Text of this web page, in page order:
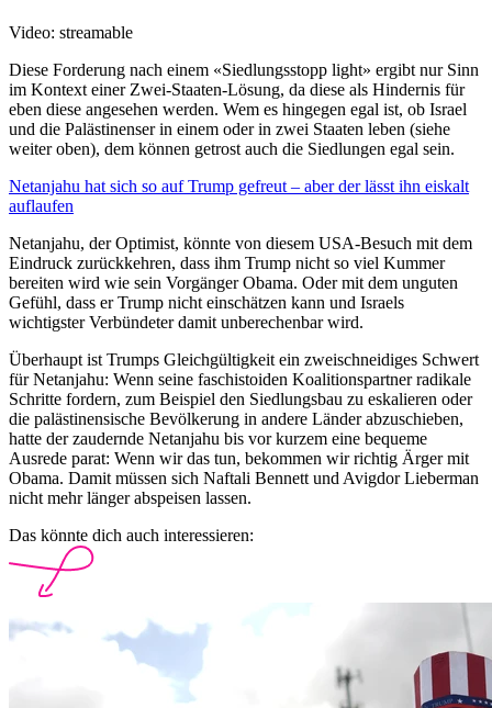
Video: streamable
Diese Forderung nach einem «Siedlungsstopp light» ergibt nur Sinn
im Kontext einer Zwei-Staaten-Lösung, da diese als Hindernis für
eben diese angesehen werden. Wem es hingegen egal ist, ob Israel
und die Palästinenser in einem oder in zwei Staaten leben (siehe
weiter oben), dem können getrost auch die Siedlungen egal sein.
Netanjahu hat sich so auf Trump gefreut – aber der lässt ihn eiskalt
auflaufen
Netanjahu, der Optimist, könnte von diesem USA-Besuch mit dem
Eindruck zurückkehren, dass ihm Trump nicht so viel Kummer
bereiten wird wie sein Vorgänger Obama. Oder mit dem unguten
Gefühl, dass er Trump nicht einschätzen kann und Israels
wichtigster Verbündeter damit unberechenbar wird.
Überhaupt ist Trumps Gleichgültigkeit ein zweischneidiges Schwert
für Netanjahu: Wenn seine faschistoiden Koalitionspartner radikale
Schritte fordern, zum Beispiel den Siedlungsbau zu eskalieren oder
die palästinensische Bevölkerung in andere Länder abzuschieben,
hatte der zaudernde Netanjahu bis vor kurzem eine bequeme
Ausrede parat: Wenn wir das tun, bekommen wir richtig Ärger mit
Obama. Damit müssen sich Naftali Bennett und Avigdor Lieberman
nicht mehr länger abspeisen lassen.
Das könnte dich auch interessieren: